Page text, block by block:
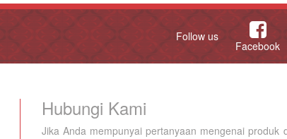
Follow us
Facebook
Hubungi Kami
Jika Anda mempunyai pertanyaan mengenai produk